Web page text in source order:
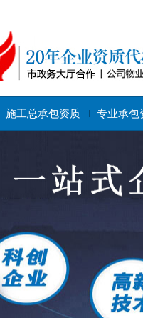
施工总承包资质 专业承包
资质 施工劳务资质